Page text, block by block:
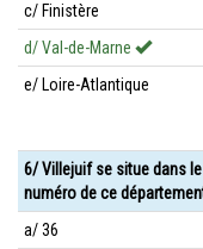
c/ Finistère
d/ Val-de-Marne
e/ Loire-Atlantique
6/ Villejuif se situe dans
numéro de ce
a/ 36